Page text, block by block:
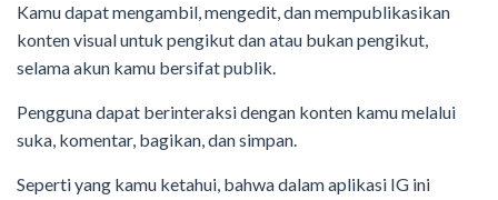
Kamu dapat mengambil, mengedit, dan mempublikasikan
konten visual untuk pengikut dan atau bukan pengikut,
selama akun kamu bersifat publik.
Pengguna dapat berinteraksi dengan konten kamu melalui
suka, komentar, bagikan, dan simpan.
Seperti yang kamu ketahui, bahwa dalam aplikasi IG ini